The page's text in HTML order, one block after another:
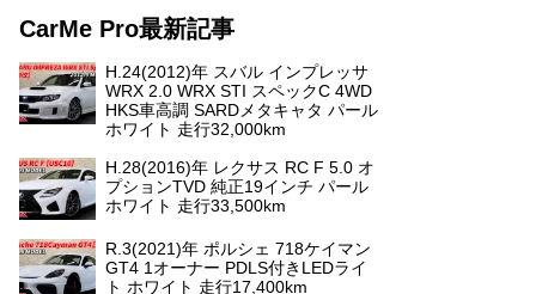
CarMe Pro最新記事
H.24(2012)年 スバル インプレッサ
WRX 2.0 WRX STI スペックC 4WD
HKS車高調 SARDメタキャタ パール
ホワイト 走行32,000km
H.28(2016)年 レクサス RC F 5.0 オ
プションTVD 純正19インチ パール
ホワイト 走行33,500km
R.3(2021)年 ポルシェ 718ケイマン
GT4 1オーナー PDLS付きLEDライ
ト ホワイト 走行17,400km